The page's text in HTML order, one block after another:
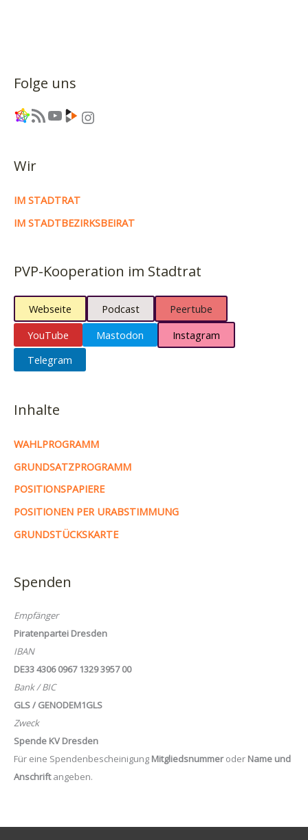
Folge uns
Link RSS-Feed YouTube Link Instagram
Wir
IM STADTRAT
IM STADTBEZIRKSBEIRAT
PVP-Kooperation im Stadtrat
Webseite Podcast
Peertube
YouTube
Mastodon
Instagram
Telegram
Inhalte
WAHLPROGRAMM
GRUNDSATZPROGRAMM
POSITIONSPAPIERE
POSITIONEN PER URABSTIMMUNG
GRUNDSTÜCKSKARTE
Spenden
Empfänger
Piratenpartei Dresden
IBAN
DE33 4306 0967 1329 3957 00
Bank / BIC
GLS / GENODEM1GLS
Zweck
Spende KV Dresden
Für eine Spendenbescheinigung Mitgliedsnummeroder Name und
Anschriftangeben.